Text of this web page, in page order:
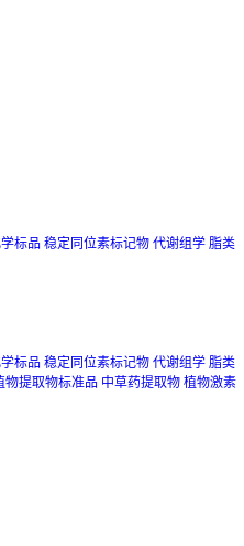
标品 稳定同位素标记物 代谢组学 脂类
标品 稳定同位素标记物 代谢组学 脂类
物提取物标准品 中草药提取物 植物激素